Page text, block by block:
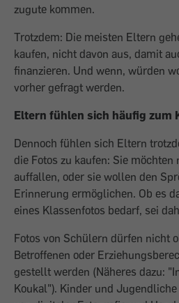
zugute kommen.
Trotzdem: Die meisten Eltern
kaufen, nicht davon aus, damit
finanzieren. Und wenn, würden
vorher gefragt werden.
Eltern fühlen sich häufig zum
Dennoch fühlen sich Eltern
die Fotos zu kaufen: Sie
auffallen, oder sie wollen den
Erinnerung ermöglichen. Ob es
eines Klassenfotos bedarf, sei
Fotos von Schülern dürfen nicht
Betroffenen oder
gestellt werden (Näheres dazu:
Koukal"). Kinder und